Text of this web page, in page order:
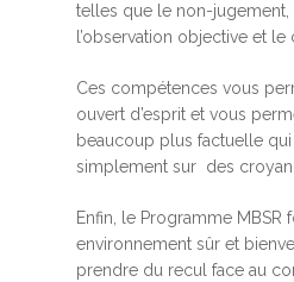
telles que le non-jugement,
l’observation objective et le
Ces compétences vous
ouvert d’esprit et vous
beaucoup plus factuelle
simplement sur des
Enfin, le Programme MBSR
environnement sûr et
prendre du recul face au